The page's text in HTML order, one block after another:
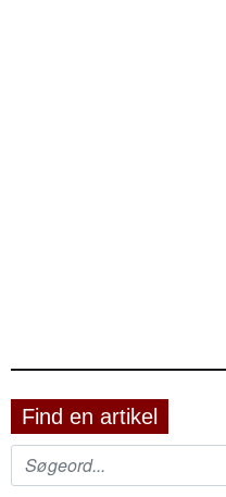
Find en artikel